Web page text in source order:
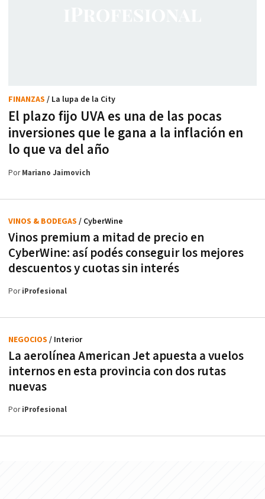
El plazo fijo UVA es una de las pocas
inversiones que le gana a la inflación en
lo que va del año
FINANZAS / La lupa de la City
PorMariano Jaimovich
Vinos premium a mitad de precio en
CyberWine: así podés conseguir los mejores
descuentos y cuotas sin interés
VINOS & BODEGAS / CyberWine
PoriProfesional
La aerolínea American Jet apuesta a vuelos
internos en esta provincia con dos rutas
nuevas
NEGOCIOS / Interior
PoriProfesional